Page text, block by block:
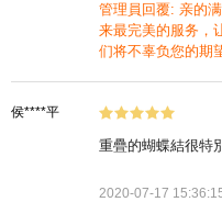
管理員回覆: 亲的
来最完美的服务，
们将不辜负您的期
侯****平
重疊的蝴蝶結很特
2020-07-17